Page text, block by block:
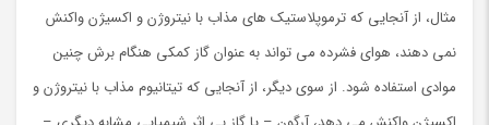
مثال، از آنجایی که ترموپلاستیک های مذاب با نیتروژن و اکسیژن واکنش
نمی دهند، هوای فشرده می تواند به عنوان گاز کمکی هنگام برش چنین
موادی استفاده شود. از سوی دیگر، از آنجایی که تیتانیوم مذاب با نیتروژن و